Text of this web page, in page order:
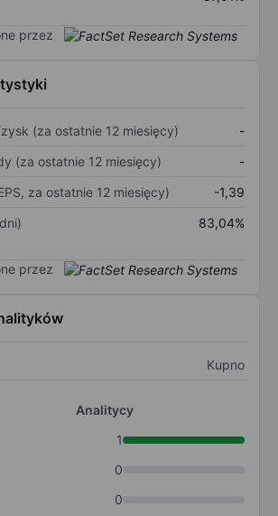
przez
(za ostatnie 12 miesięcy)
-
(za ostatnie 12 miesięcy)
-
za ostatnie 12 miesięcy)
-1,39
83,04%
przez
Kupno
Analitycy
1
0
0